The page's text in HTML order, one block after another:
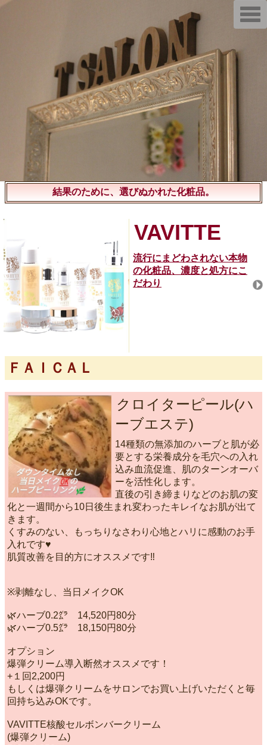
結果のために、選びぬかれた化粧品。
VAVITTE
流行にまどわされない本物
の化粧品、濃度と処方にこ
だわり
ＦＡＩＣＡＬ
クロイターピール(ハ
ーブエステ)
14種類の無添加のハーブと肌が必
要とする栄養成分を毛穴への入れ
込み血流促進、肌のターンオーバ
ーを活性化します。
直後の引き締まりなどのお肌の変
化と一週間から10日後生まれ変わったキレイなお肌が出て
きます。
くすみのない、もっちりなさわり心地とハリに感動のお手
入れです♥️
肌質改善を目的方にオススメです‼️
※剥離なし、当日メイクOK
🌿ハーブ0.2㌘ 14,520円80分
🌿ハーブ0.5㌘ 18,150円80分
オプション
爆弾クリーム導入断然オススメです！
+１回2,200円
もしくは爆弾クリームをサロンでお買い上げいただくと毎
回持ち込みOKです。
VAVITTE核酸セルボンバークリーム
(爆弾クリーム)
T
o
g